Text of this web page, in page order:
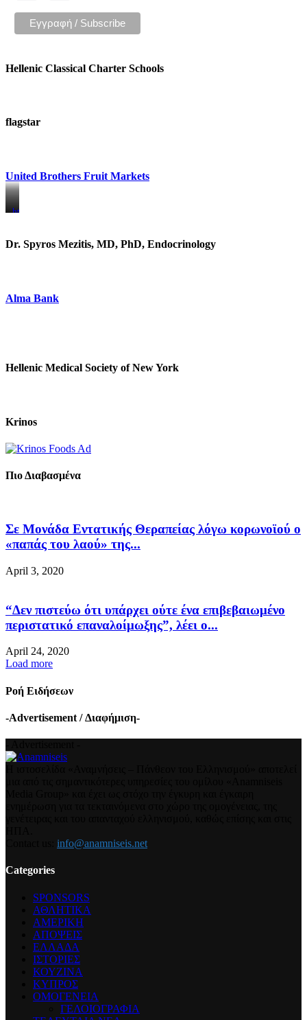
Hellenic Classical Charter Schools
flagstar
United Brothers Fruit Markets
https://www.unitedbrothersfruitmarkets.com/
https://www.unitedbrothersfruitmarkets.com/
Dr. Spyros Mezitis, MD, PhD, Endocrinology
Alma Bank
Hellenic Medical Society of New York
Krinos
Πιο Διαβασμένα
Σε Μονάδα Εντατικής Θεραπείας λόγω κορωνοϊού ο
«παπάς του λαού» της...
April 3, 2020
“Δεν πιστεύω ότι υπάρχει ούτε ένα επιβεβαιωμένο
περιστατικό επαναλοίμωξης”, λέει ο...
April 24, 2020
Load more
Ροή Ειδήσεων
-Advertisement / Διαφήμιση-
info@anamniseis.net
Categories
SPONSORS
ΑΘΛΗΤΙΚΑ
ΑΜΕΡΙΚΗ
ΑΠΟΨΕΙΣ
ΕΛΛΑΔΑ
ΙΣΤΟΡΙΕΣ
ΚΟΥΖΙΝΑ
ΚΥΠΡΟΣ
ΟΜΟΓΕΝΕΙΑ
ΓΕΛΟΙΟΓΡΑΦΙΑ